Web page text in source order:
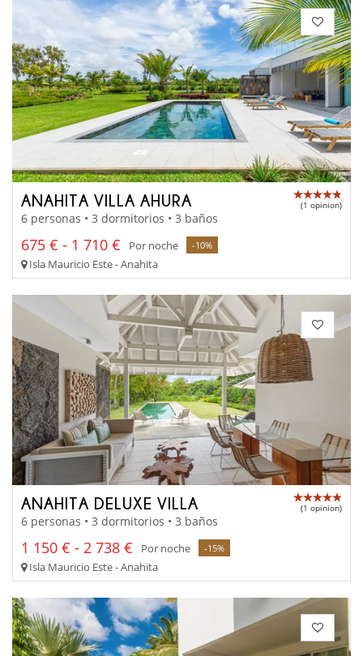
ANAHITA VILLA AHURA (1 opinion)
6 personas • 3 dormitorios • 3 baños
675 € - 1 710 € Por noche -10%
Isla Mauricio Este - Anahita
ANAHITA DELUXE VILLA (1 opinion)
6 personas • 3 dormitorios • 3 baños
1 150 € - 2 738 € Por noche -15%
Isla Mauricio Este - Anahita